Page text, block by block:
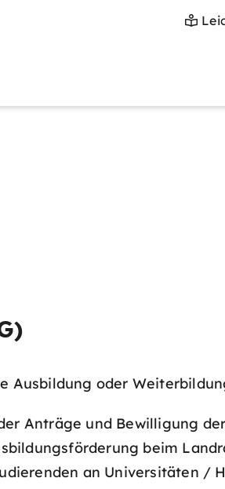
Ausbildung oder
Anträge und Bewilligung
beim
an Universitäten /